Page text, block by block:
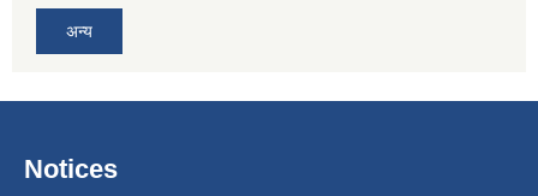
अन्य
Notices